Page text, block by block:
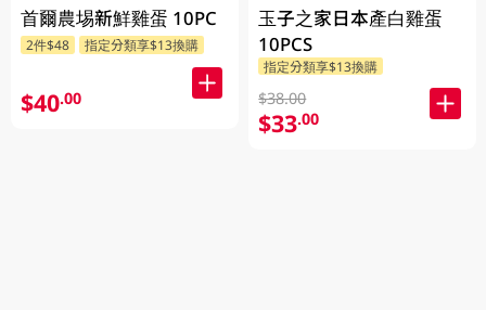
首爾農埸新鮮雞蛋 10PC
2件$48 指定分類享$13換購
$40.00
玉子之家日本產白雞蛋
10PCS
指定分類享$13換購
$38.00
$33.00